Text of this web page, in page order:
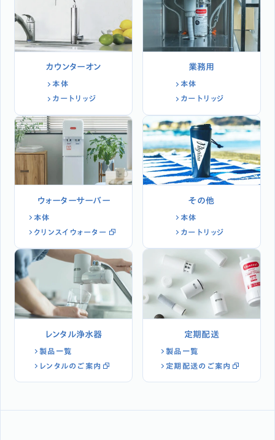
カウンターオン
本体
カートリッジ
業務用
本体
カートリッジ
ウォーターサーバー
本体
クリンスイウォーター
その他
本体
カートリッジ
レンタル浄水器
製品一覧
レンタルのご案内
定期配送
製品一覧
定期配送のご案内